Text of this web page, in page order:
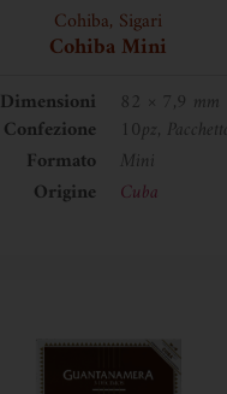
Cohiba, Sigari
Cohiba Mini
Dimensioni
82 × 7,9 mm
Confezione
10pz, Pacchetto
Formato
Mini
Origine
Cuba